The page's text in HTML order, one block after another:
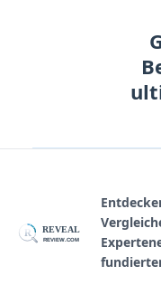
R REVEAL
REVIEW.COM